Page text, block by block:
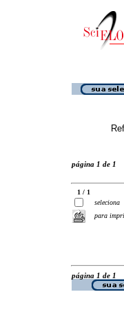
página 1 de 1
1 / 1
seleciona
para
página 1 de 1